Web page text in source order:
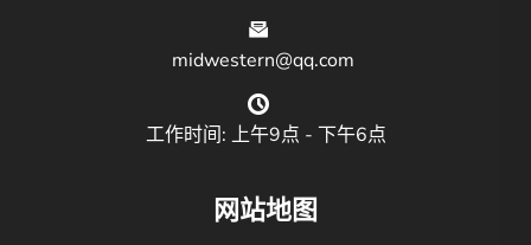
midwestern@qq.com
工作时间: 上午9点 - 下午6点
网站地图